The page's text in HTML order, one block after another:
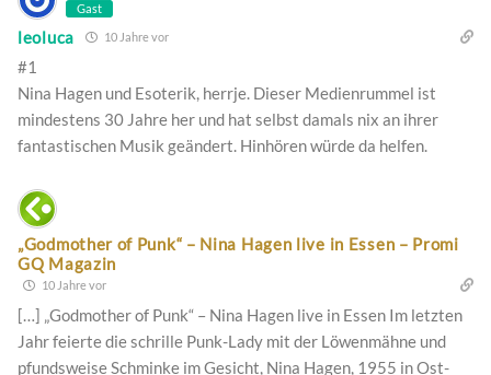
Gast
leoluca 10 Jahre vor
#1
Nina Hagen und Esoterik, herrje. Dieser Medienrummel ist
mindestens 30 Jahre her und hat selbst damals nix an ihrer
fantastischen Musik geändert. Hinhören würde da helfen.
„Godmother of Punk“ – Nina Hagen live in Essen – Promi
GQ Magazin
10 Jahre vor
[…] „Godmother of Punk“ – Nina Hagen live in Essen Im letzten
Jahr feierte die schrille Punk-Lady mit der Löwenmähne und
pfundsweise Schminke im Gesicht, Nina Hagen, 1955 in Ost-